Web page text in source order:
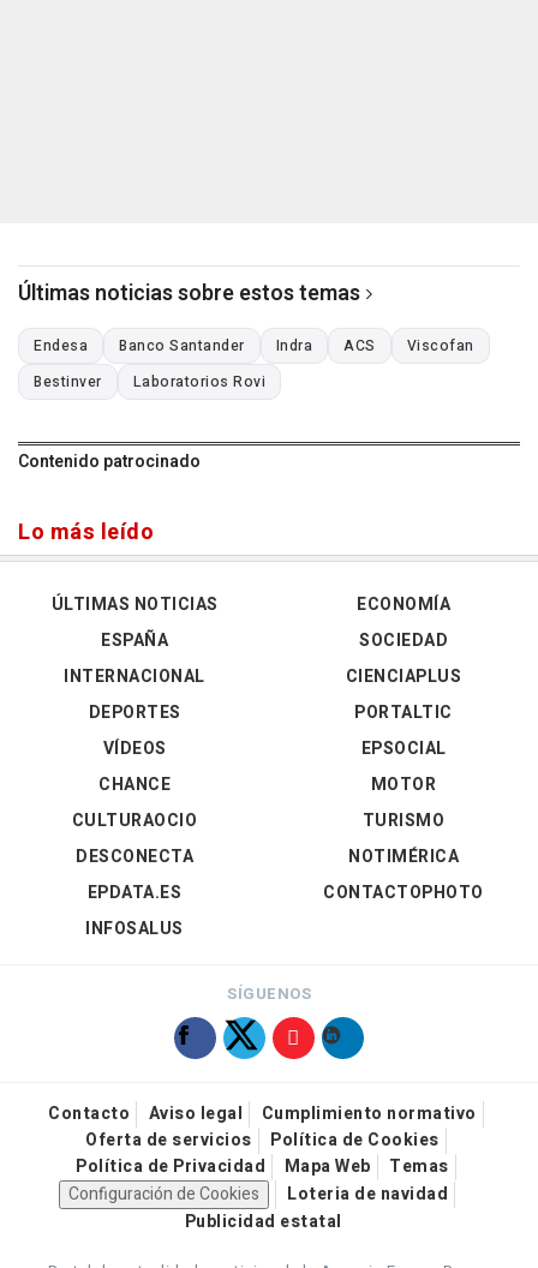
Últimas noticias sobre estos temas
Endesa Banco Santander Indra ACS
Viscofan
Bestinver
Laboratorios Rovi
Contenido patrocinado
Lo más leído
ÚLTIMAS NOTICIAS
ESPAÑA
INTERNACIONAL
DEPORTES
VÍDEOS
ECONOMÍA
SOCIEDAD
CIENCIAPLUS
PORTALTIC
EPSOCIAL
CHANCE
CULTURAOCIO
DESCONECTA
EPDATA.ES
INFOSALUS
MOTOR
TURISMO
NOTIMÉRICA
CONTACTOPHOTO
SÍGUENOS
Contacto Aviso legal
Cumplimiento normativo
Oferta de servicios
Política de Cookies
Política de Privacidad
Mapa Web
Temas
Configuración de Cookies
Loteria de navidad
Publicidad estatal